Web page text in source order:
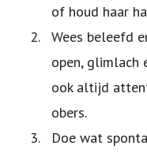
of houd haar
Wees beleefd
open, glimlach
ook altijd
obers.
Doe wat